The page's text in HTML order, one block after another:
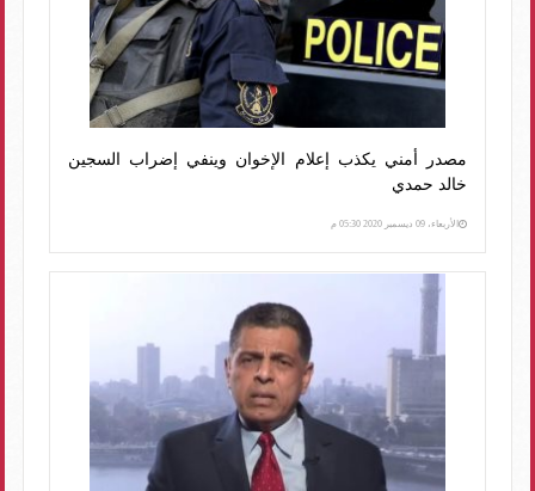
مصدر أمني يكذب إعلام الإخوان وينفي إضراب السجين
خالد حمدي
الأربعاء، 09 ديسمبر 2020 05:30 م